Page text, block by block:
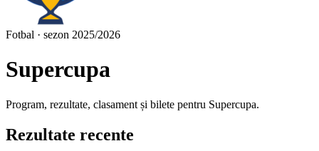
Fotbal · sezon 2025/2026
Supercupa
Program, rezultate, clasament și bilete pentru Supercupa.
Rezultate recente